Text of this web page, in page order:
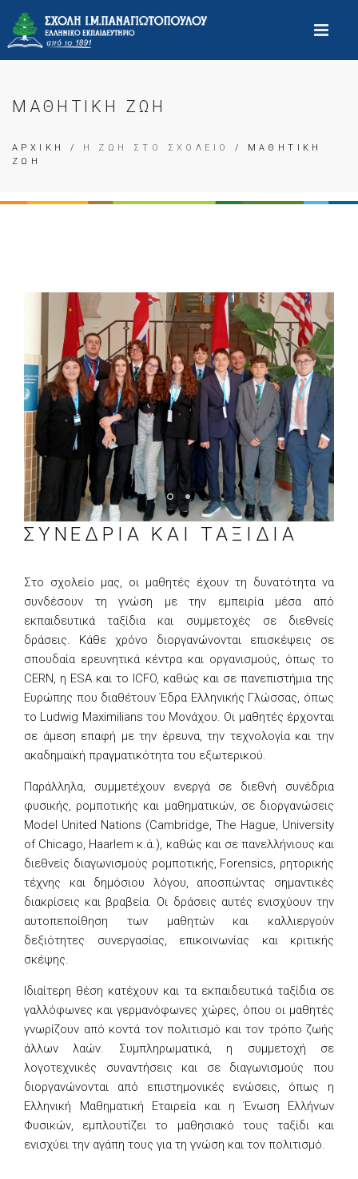
ΜΑΘΗΤΙΚΗ ΖΩΗ
ΑΡΧΙΚΗ / Η ΖΩΗ ΣΤΟ ΣΧΟΛΕΙΟ
/ ΜΑΘΗΤΙΚΗ
ΖΩΗ
ΣΥΝΕΔΡΙΑ ΚΑΙ ΤΑΞΙΔΙΑ
Στο σχολείο μας, οι μαθητές έχουν τη δυνατότητα να
συνδέσουν τη γνώση με την εμπειρία μέσα από
εκπαιδευτικά ταξίδια και συμμετοχές σε διεθνείς
δράσεις. Κάθε χρόνο διοργανώνονται επισκέψεις σε
σπουδαία ερευνητικά κέντρα και οργανισμούς, όπως το
CERN, η ESA και το ICFO, καθώς και σε πανεπιστήμια της
Ευρώπης που διαθέτουν Έδρα Ελληνικής Γλώσσας, όπως
το Ludwig Maximilians του Μονάχου. Οι μαθητές έρχονται
σε άμεση επαφή με την έρευνα, την τεχνολογία και την
ακαδημαϊκή πραγματικότητα του εξωτερικού.
Παράλληλα, συμμετέχουν ενεργά σε διεθνή συνέδρια
φυσικής, ρομποτικής και μαθηματικών, σε διοργανώσεις
Model United Nations (Cambridge, The Hague, University
of Chicago, Haarlem κ.ά.), καθώς και σε πανελλήνιους και
διεθνείς διαγωνισμούς ρομποτικής, Forensics, ρητορικής
τέχνης και δημόσιου λόγου, αποσπώντας σημαντικές
διακρίσεις και βραβεία. Οι δράσεις αυτές ενισχύουν την
αυτοπεποίθηση των μαθητών και καλλιεργούν
δεξιότητες συνεργασίας, επικοινωνίας και κριτικής
σκέψης.
Ιδιαίτερη θέση κατέχουν και τα εκπαιδευτικά ταξίδια σε
γαλλόφωνες και γερμανόφωνες χώρες, όπου οι μαθητές
γνωρίζουν από κοντά τον πολιτισμό και τον τρόπο ζωής
άλλων λαών. Συμπληρωματικά, η συμμετοχή σε
λογοτεχνικές συναντήσεις και σε διαγωνισμούς που
διοργανώνονται από επιστημονικές ενώσεις, όπως η
Ελληνική Μαθηματική Εταιρεία και η Ένωση Ελλήνων
Φυσικών, εμπλουτίζει το μαθησιακό τους ταξίδι και
ενισχύει την αγάπη τους για τη γνώση και τον πολιτισμό.